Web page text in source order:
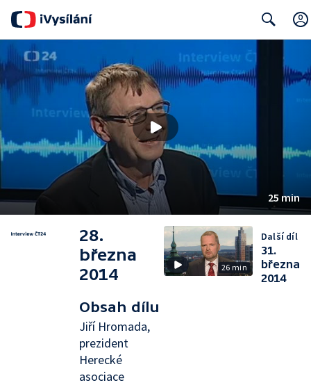
25 min
28.
března
2014
Obsah dílu
Jiří Hromada,
prezident
Herecké
asociace
26 min
Další díl
31.
března
2014